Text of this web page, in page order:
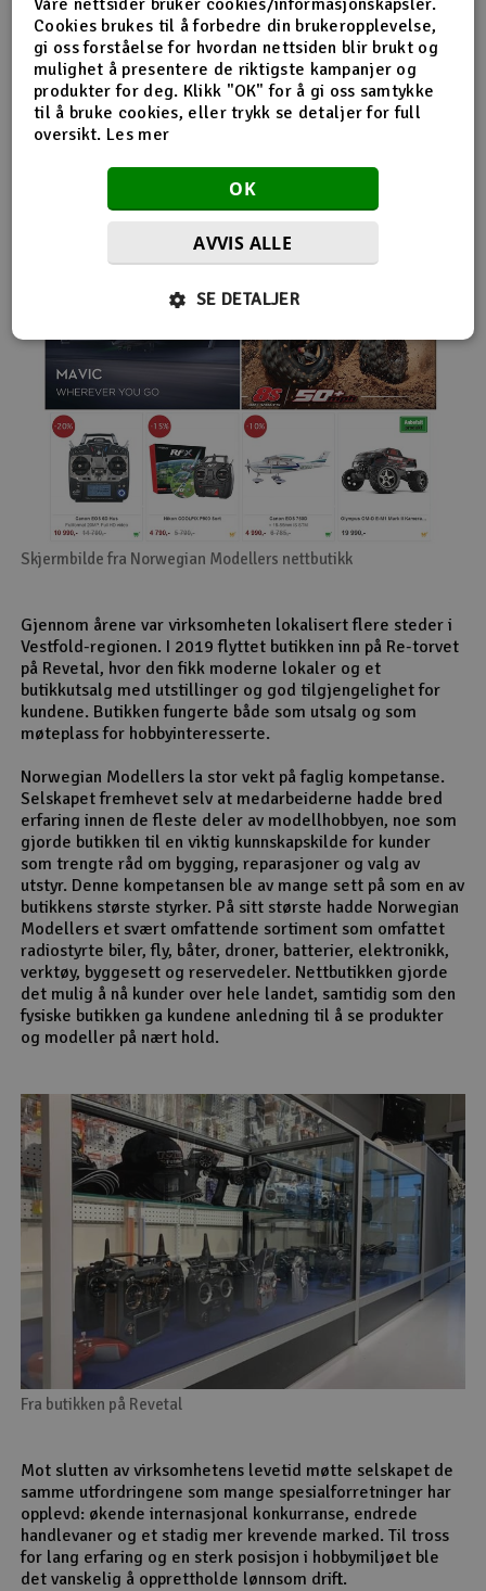
nybegynnerutstyr og avanserte løsninger hos samme
leverandør. Da internett for alvor endret
handelsmønstrene på 2000-tallet, satset Norwegian
Modellers tidlig på netthandel. Nettbutikken modellers.no
gjorde det mulig for kunder fra hele landet å handle
spesialprodukter som tidligere ofte bare var tilgjengelige i
større byer. Samtidig fortsatte selskapet å drive fysisk
Skjermbilde fra Norwegian Modellers nettbutikk
Gjennom årene var virksomheten lokalisert flere steder i
Vestfold-regionen. I 2019 flyttet butikken inn på Re-torvet
på Revetal, hvor den fikk moderne lokaler og et
butikkutsalg med utstillinger og god tilgjengelighet for
kundene. Butikken fungerte både som utsalg og som
møteplass for hobbyinteresserte.
Norwegian Modellers la stor vekt på faglig kompetanse.
Selskapet fremhevet selv at medarbeiderne hadde bred
erfaring innen de fleste deler av modellhobbyen, noe som
gjorde butikken til en viktig kunnskapskilde for kunder
som trengte råd om bygging, reparasjoner og valg av
utstyr. Denne kompetansen ble av mange sett på som en av
butikkens største styrker. På sitt største hadde Norwegian
Modellers et svært omfattende sortiment som omfattet
radiostyrte biler, fly, båter, droner, batterier, elektronikk,
verktøy, byggesett og reservedeler. Nettbutikken gjorde
det mulig å nå kunder over hele landet, samtidig som den
fysiske butikken ga kundene anledning til å se produkter
og modeller på nært hold.
Fra butikken på Revetal
Mot slutten av virksomhetens levetid møtte selskapet de
samme utfordringene som mange spesialforretninger har
opplevd: økende internasjonal konkurranse, endrede
handlevaner og et stadig mer krevende marked. Til tross
for lang erfaring og en sterk posisjon i hobbymiljøet ble
det vanskelig å opprettholde lønnsom drift.
Cookies brukes til å forbedre din brukeropplevelse,
gi oss forståelse for hvordan nettsiden blir brukt og
mulighet å presentere de riktigste kampanjer og
produkter for deg. Klikk "OK" for å gi oss samtykke
til å bruke cookies, eller trykk se detaljer for full
oversikt. Les mer
OK
AVVIS ALLE
SE DETALJER